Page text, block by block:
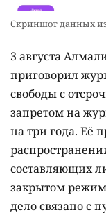
Скриншот данных
3 августа
приговорил
свободы с
запретом на
на три года. Её
составляющих
закрытом
дело связано с